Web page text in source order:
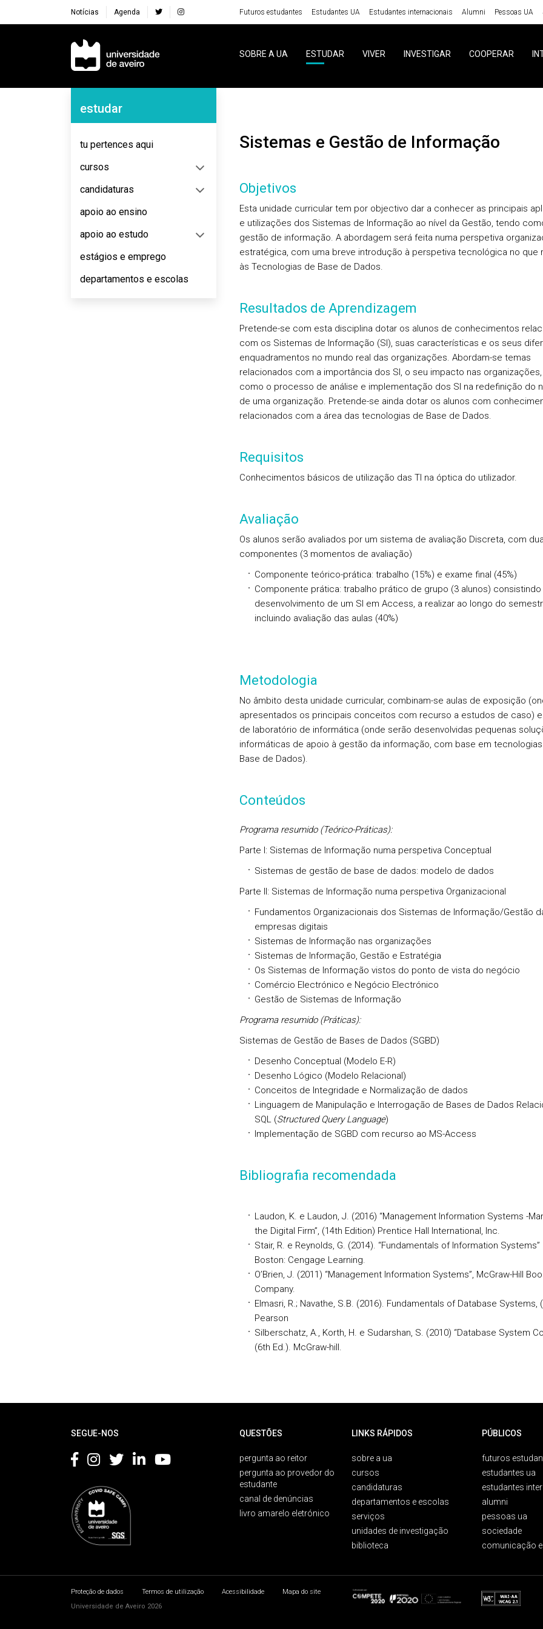
Notícias Agenda Futuros estudantes Estudantes UA Estudantes internacionais Alumni Pessoas UA
Navegação Principal
SOBRE A UA ESTUDAR VIVER INVESTIGAR COOPERAR
Navegação Lateral
estudar
tu pertences aqui
cursos
candidaturas
apoio ao ensino
apoio ao estudo
estágios e emprego
departamentos e escolas
Sistemas e Gestão de Informação
Objetivos
Esta unidade curricular tem por objectivo dar a conhecer as principais
e utilizações dos Sistemas de Informação ao nível da Gestão, tendo
gestão de informação. A abordagem será feita numa perspetiva
estratégica, com uma breve introdução à perspetiva tecnológica no que
às Tecnologias de Base de Dados.
Resultados de Aprendizagem
Pretende-se com esta disciplina dotar os alunos de conhecimentos
com os Sistemas de Informação (SI), suas características e os seus
enquadramentos no mundo real das organizações. Abordam-se temas
relacionados com a importância dos SI, o seu impacto nas
como o processo de análise e implementação dos SI na redefinição do
de uma organização. Pretende-se ainda dotar os alunos com
relacionados com a área das tecnologias de Base de Dados.
Requisitos
Conhecimentos básicos de utilização das TI na óptica do utilizador.
Avaliação
Os alunos serão avaliados por um sistema de avaliação Discreta, com
componentes (3 momentos de avaliação)
Componente teórico-prática: trabalho (15%) e exame final (45%)
Componente prática: trabalho prático de grupo (3 alunos) consistindo
desenvolvimento de um SI em Access, a realizar ao longo do
incluindo avaliação das aulas (40%)
Metodologia
No âmbito desta unidade curricular, combinam-se aulas de exposição
apresentados os principais conceitos com recurso a estudos de caso) e
de laboratório de informática (onde serão desenvolvidas pequenas
informáticas de apoio à gestão da informação, com base em
Base de Dados).
Conteúdos
Programa resumido (Teórico-Práticas):
Parte I: Sistemas de Informação numa perspetiva Conceptual
Sistemas de gestão de base de dados: modelo de dados
Parte II: Sistemas de Informação numa perspetiva Organizacional
Fundamentos Organizacionais dos Sistemas de Informação/Gestão
empresas digitais
Sistemas de Informação nas organizações
Sistemas de Informação, Gestão e Estratégia
Os Sistemas de Informação vistos do ponto de vista do negócio
Comércio Electrónico e Negócio Electrónico
Gestão de Sistemas de Informação
Programa resumido (Práticas):
Sistemas de Gestão de Bases de Dados (SGBD)
Desenho Conceptual (Modelo E-R)
Desenho Lógico (Modelo Relacional)
Conceitos de Integridade e Normalização de dados
Linguagem de Manipulação e Interrogação de Bases de Dados
SQL (Structured Query Language)
Implementação de SGBD com recurso ao MS-Access
Bibliografia recomendada
Laudon, K. e Laudon, J. (2016) “Management Information Systems -
the Digital Firm”, (14th Edition) Prentice Hall International, Inc.
Stair, R. e Reynolds, G. (2014). “Fundamentals of Information Systems”
Boston: Cengage Learning.
O’Brien, J. (2011) “Management Information Systems”, McGraw-Hill
Company.
Elmasri, R.; Navathe, S.B. (2016). Fundamentals of Database Systems,
Pearson
Silberschatz, A., Korth, H. e Sudarshan, S. (2010) “Database System
(6th Ed.). McGraw-hill.
SEGUE-NOS QUESTÕES
pergunta ao reitor
pergunta ao provedor do
estudante
canal de denúncias
livro amarelo eletrónico
LINKS RÁPIDOS
sobre a ua
cursos
candidaturas
departamentos e escolas
serviços
unidades de investigação
biblioteca
PÚBLICOS
futuros
estudantes ua
estudantes
alumni
pessoas ua
sociedade
comunicação
Proteção de dados Termos de utilização Acessibilidade
Mapa do site
Universidade de Aveiro 2026